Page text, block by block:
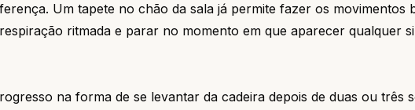
Um tapete no chão da sala já permite fazer os movimentos
ritmada e parar no momento em que aparecer qualquer
na forma de se levantar da cadeira depois de duas ou três